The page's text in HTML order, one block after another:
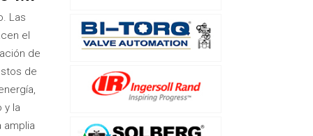
Las
el
de
de
y la
amplia